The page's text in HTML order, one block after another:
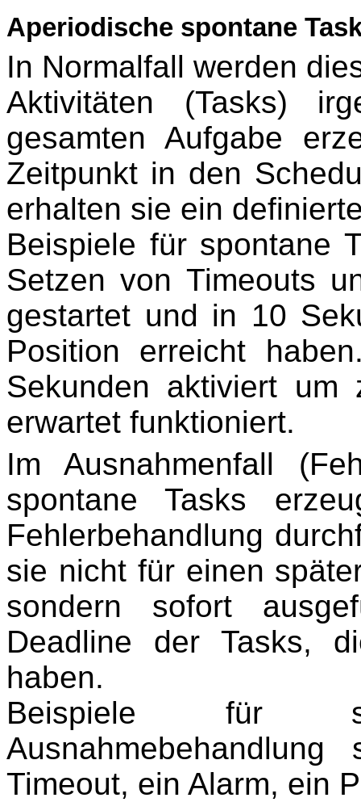
Aperiodische spontane
In Normalfall werden
Aktivitäten (Tasks)
gesamten Aufgabe
Zeitpunkt in den
erhalten sie ein
Beispiele für spontane
Setzen von Timeouts
gestartet und in 10
Position erreicht
Sekunden aktiviert
erwartet funktioniert.
Im Ausnahmenfall
spontane Tasks
Fehlerbehandlung
sie nicht für einen
sondern sofort
Deadline der Tasks,
haben.
Beispiele für
Timeout, ein Alarm, ein